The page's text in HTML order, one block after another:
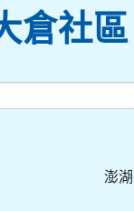
倉社區
澎